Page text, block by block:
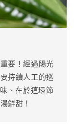
要！經過陽光
持續人工的巡
、在於這環節
鮮甜！